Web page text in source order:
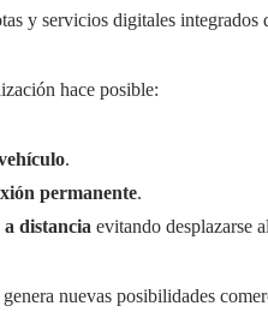
y servicios digitales
hace posible:
.
permanente.
distancia evitando desplazarse
nuevas posibilidades